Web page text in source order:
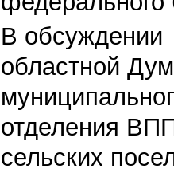
В обсуждении
областной
отделения
сельских